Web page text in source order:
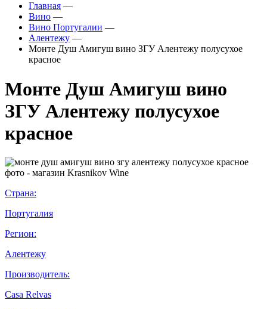
Главная —
Вино —
Вино Португалии —
Алентежу —
Монте Душ Амигуш вино ЗГУ Алентежу полусухое
красное
Монте Душ Амигуш вино
ЗГУ Алентежу полусухое
красное
Страна:
Португалия
Регион:
Алентежу
Производитель:
Casa Relvas